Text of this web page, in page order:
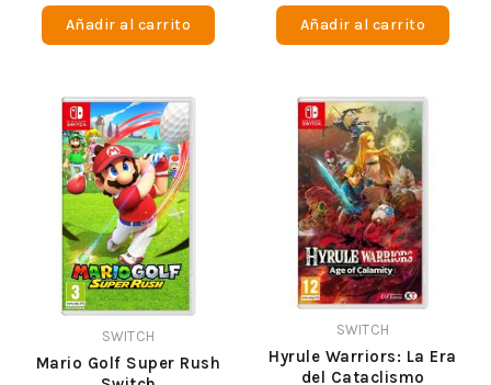
Añadir al carrito Añadir al carrito
SWITCH
Mario Golf Super Rush
SWITCH
Hyrule Warriors: La Era
del Cataclismo